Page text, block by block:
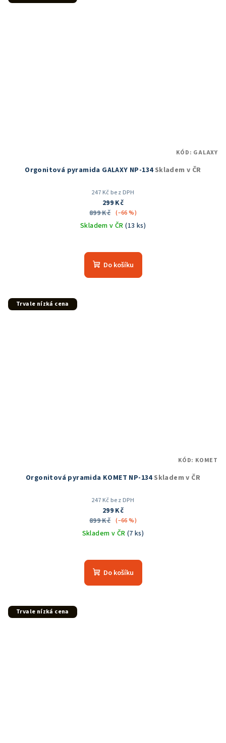
Orgonitová pyramida GALAXY NP-134Skladem v ČR
247 Kč bez DPH
299 Kč
899 Kč (–66 %)
Skladem v ČR(13 ks)
Do košíku
KÓD: GALAXY
Trvale nízká cena
Orgonitová pyramida KOMET NP-134Skladem v ČR
247 Kč bez DPH
299 Kč
899 Kč (–66 %)
Skladem v ČR (7 ks)
Do košíku
KÓD: KOMET
Trvale nízká cena